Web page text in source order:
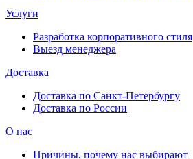
Услуги
Разработка корпоративного стиля
Выезд менеджера
Доставка
Доставка по Санкт-Петербургу
Доставка по России
О нас
Причины, почему нас выбирают